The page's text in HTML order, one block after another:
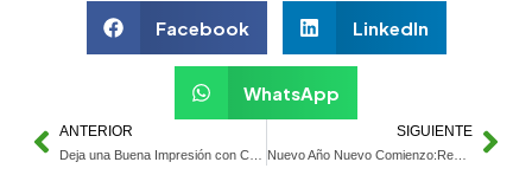
Facebook LinkedIn
WhatsApp
ANTERIOR SIGUIENTE
Nuevo Año Nuevo Comienzo:Renueva tus Tarjetas de Presentación